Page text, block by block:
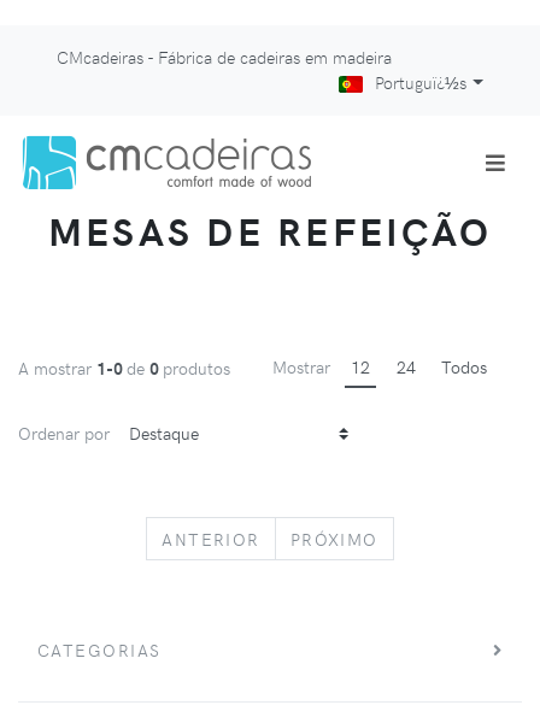
CMcadeiras - Fábrica de cadeiras em madeira
Portuguï¿½s
MESAS DE REFEIÇÃO
A mostrar 1-0de 0 produtos Mostrar 12 24 Todos
Ordenar por
ANTERIOR PREVIOUS
PRÓXIMO
CATEGORIAS